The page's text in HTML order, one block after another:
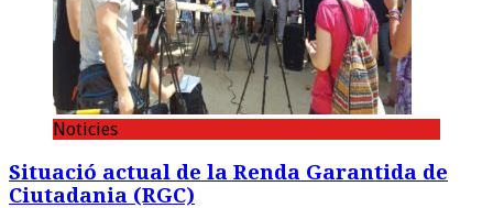
Noticies
Situació actual de la Renda Garantida de
Ciutadania (RGC)